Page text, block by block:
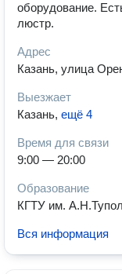
оборудование.
люстр.
Адрес
Казань, улица
Выезжает
Казань, ещё 4
Время для связи
9:00 — 20:00
Образование
КГТУ им.
Вся информация